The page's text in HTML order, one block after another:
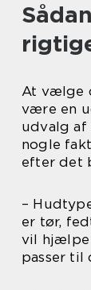
At vælge
være en
udvalg af
nogle
efter det
–
er tør,
vil hjælpe
passer til